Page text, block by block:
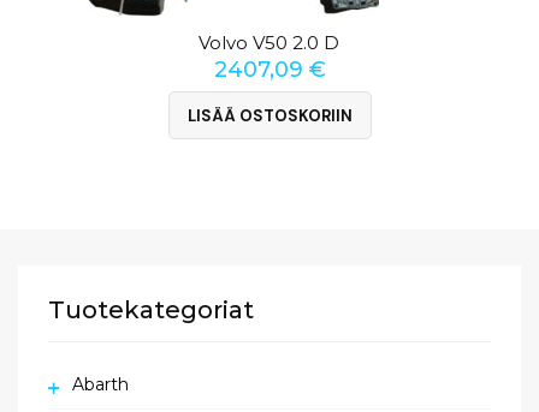
Volvo V50 2.0 D
2407,09 €
LISÄÄ OSTOSKORIIN
Tuotekategoriat
Abarth